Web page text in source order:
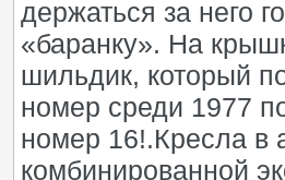
держаться за него
«баранку». На
шильдик, который
номер среди 1977
номер 16!.Кресла в
комбинированной